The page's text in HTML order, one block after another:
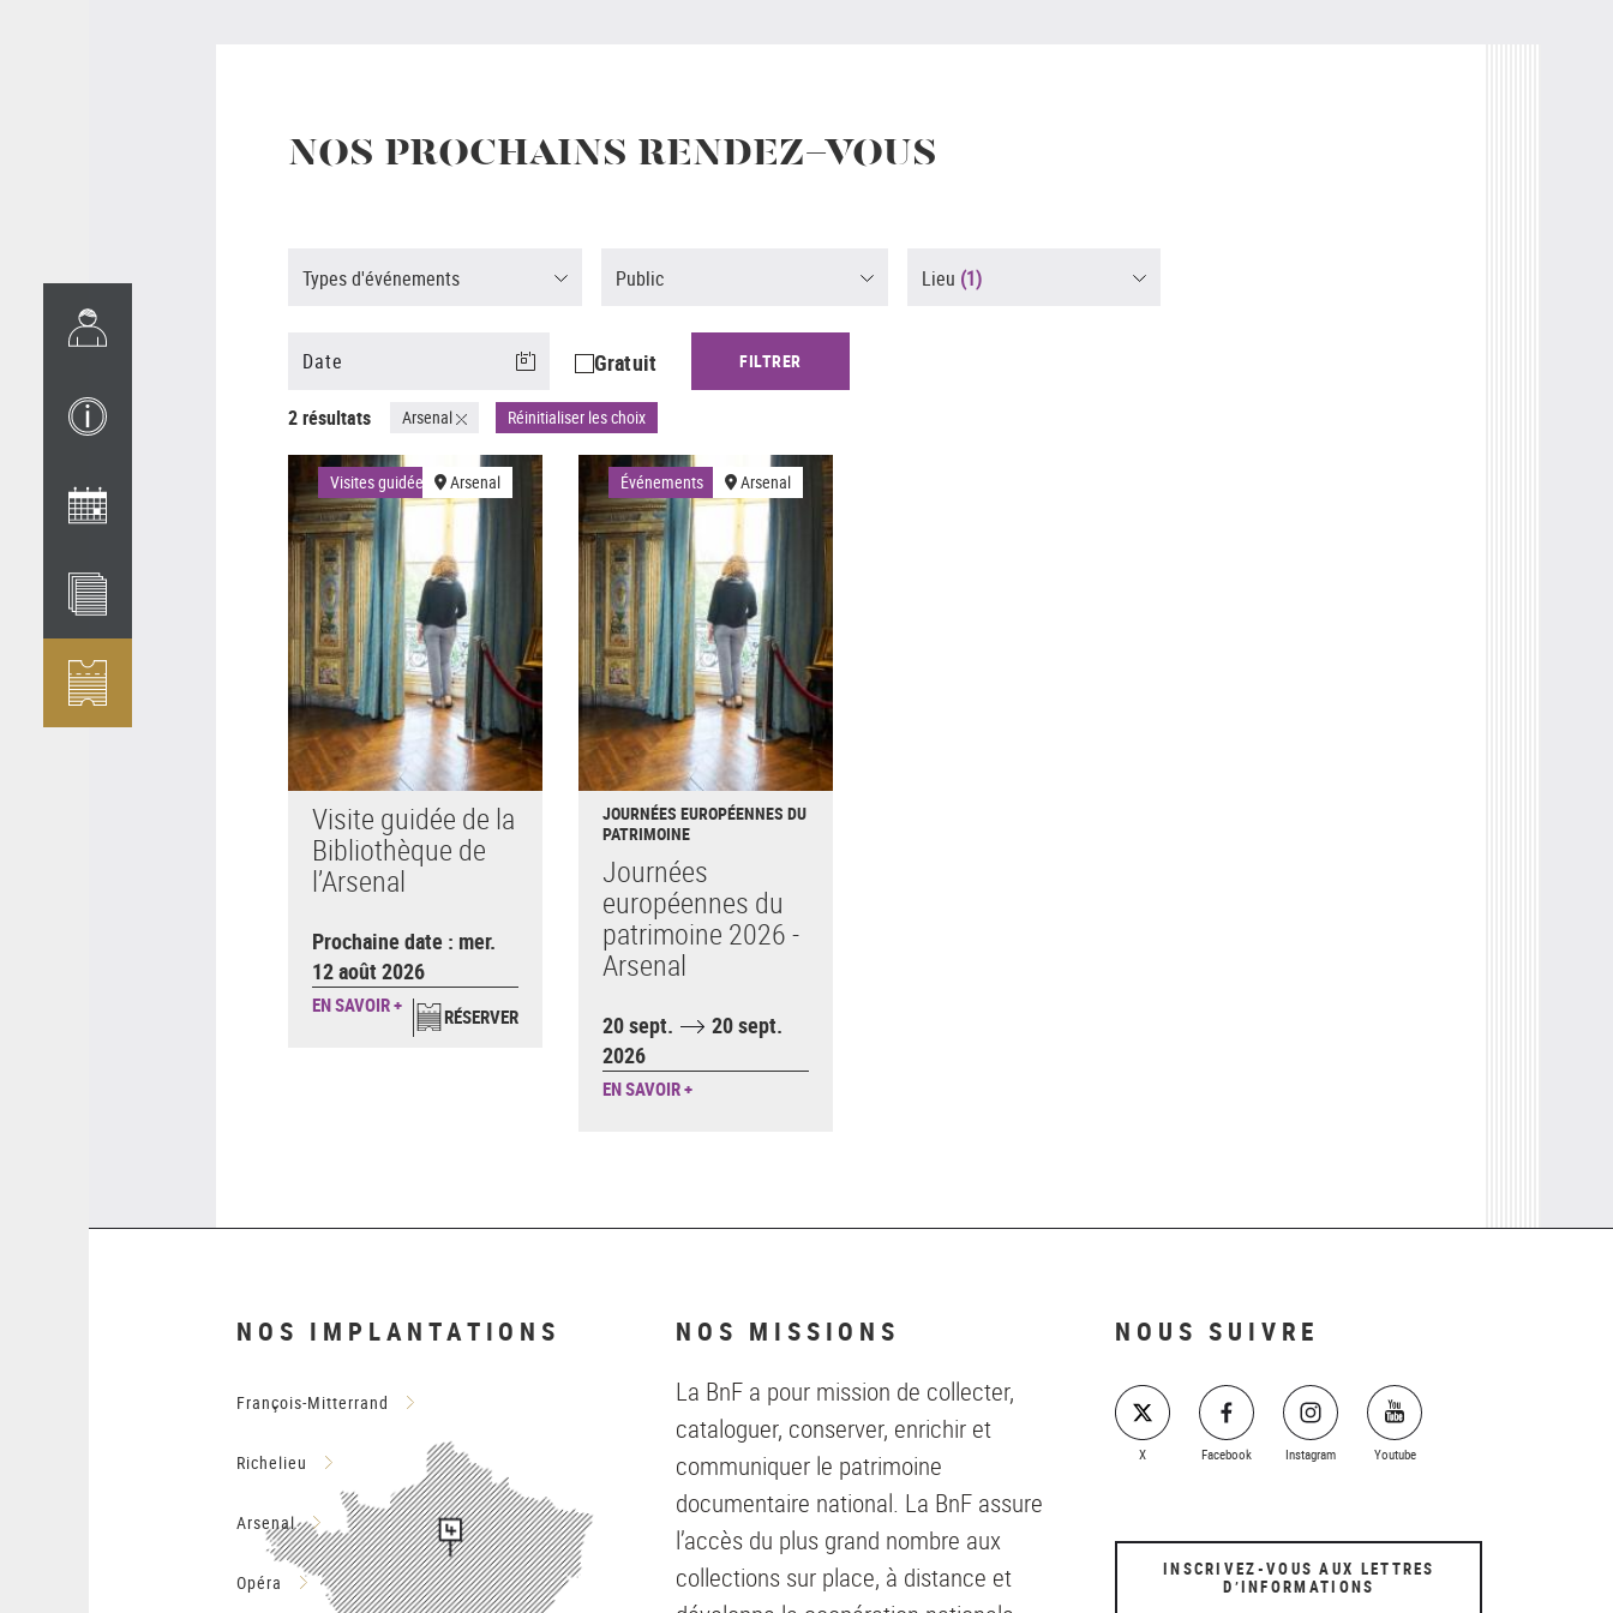
NOS PROCHAINS RENDEZ-VOUS
Types d'événements Public Lieu (1)
Gratuit FILTRER
2 résultats Arsenal Réinitialiser les choix
Visites guidées Arsenal
Visite guidée de la
Bibliothèque de
l’Arsenal
Prochaine date : mer.
12 août 2026
EN SAVOIR +
RÉSERVER
Événements Arsenal
JOURNÉES EUROPÉENNES DU
PATRIMOINE
Journées
européennes du
patrimoine 2026 -
Arsenal
20 sept.
20 sept.
2026
EN SAVOIR +
NOS IMPLANTATIONS
François-Mitterrand
Richelieu
Arsenal
Opéra
NOS MISSIONS
La BnF a pour mission de collecter,
cataloguer, conserver, enrichir et
communiquer le patrimoine
documentaire national. La BnF assure
l’accès du plus grand nombre aux
collections sur place, à distance et
NOUS SUIVRE
X Facebook Instagram Youtube
INSCRIVEZ-VOUS AUX LETTRES
D’INFORMATIONS